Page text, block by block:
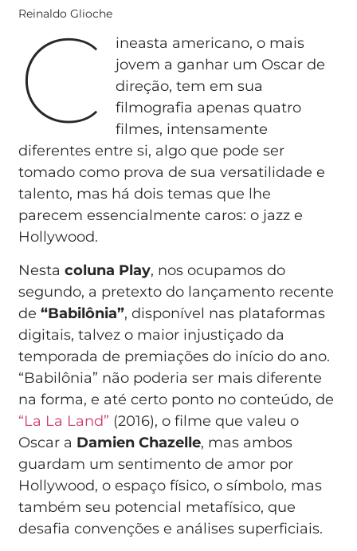
Reinaldo Glioche
C
ineasta americano, o mais
jovem a ganhar um Oscar de
direção, tem em sua
filmografia apenas quatro
filmes, intensamente
diferentes entre si, algo que pode ser
tomado como prova de sua versatilidade e
talento, mas há dois temas que lhe
parecem essencialmente caros: o jazz e
Hollywood.
Nestacoluna Play, nos ocupamos do
segundo, a pretexto do lançamento recente
de“Babilônia”, disponível nas plataformas
digitais, talvez o maior injustiçado da
temporada de premiações do início do ano.
“Babilônia” não poderia ser mais diferente
na forma, e até certo ponto no conteúdo, de
“La La Land” (2016), o filme que valeu o
Oscar a Damien Chazelle, mas ambos
guardam um sentimento de amor por
Hollywood, o espaço físico, o símbolo, mas
também seu potencial metafísico, que
desafia convenções e análises superficiais.